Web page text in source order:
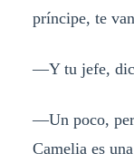
príncipe, te
—Y tu jefe,
—Un poco,
Camelia es